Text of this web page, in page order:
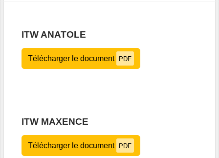
ITW ANATOLE
Télécharger le document PDF
ITW MAXENCE
Télécharger le document PDF